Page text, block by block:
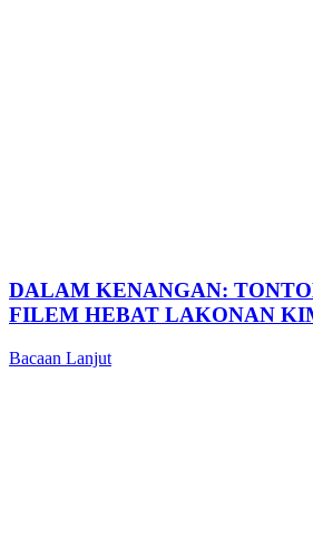
DALAM KENANGAN:
FILEM HEBAT LAKONAN
Bacaan Lanjut